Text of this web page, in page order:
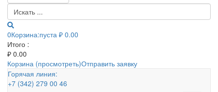
0Корзина:пуста ₽ 0.00
Итого :
₽ 0.00
Корзина (просмотреть)Отправить заявку
Горячая линия:
+7 (342) 279 00 46